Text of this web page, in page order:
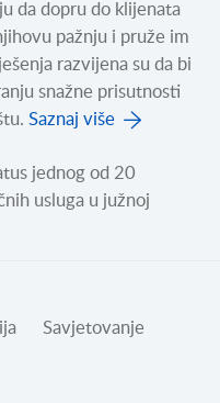
da dopru do klijenata
pažnju i pruže im
razvijena su da bi
snažne prisutnosti
Saznaj više
jednog od 20
usluga u južnoj
Savjetovanje